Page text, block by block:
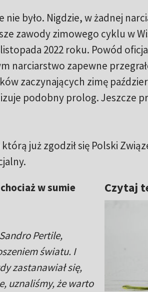
nie było. Nigdzie, w żadnej
zawody zimowego cyklu w
2022 roku. Powód
narciarstwo zapewne
zaczynających zimę
podobny prolog. Jeszcze
już zgodził się Polski
Czytaj
w sumie
Pertile,
światu. I
zastanawiał się,
uznaliśmy, że warto